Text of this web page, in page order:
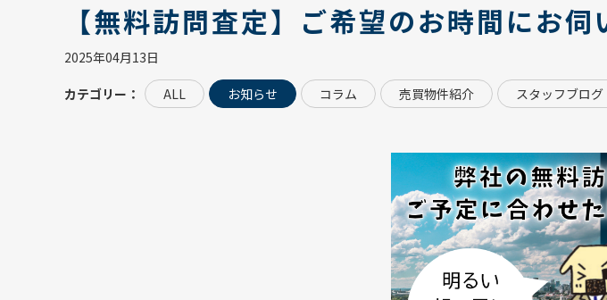
【無料訪問査定】ご希望のお時間にお伺
2025年04月13日
カテゴリー： ALL お知らせ コラム 売買物件紹介 スタッフブログ